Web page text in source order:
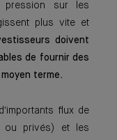
pression sur les
plus vite et
doivent
de fournir des
terme.
flux de
ou privés) et les